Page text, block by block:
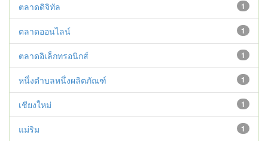
1
ตลาดดิจิทัล
1
ตลาดออนไลน์
1
ตลาดอิเล็กทรอนิกส์
1
หนึ่งตำบลหนึ่งผลิตภัณฑ์
1
เชียงใหม่
1
แม่ริม